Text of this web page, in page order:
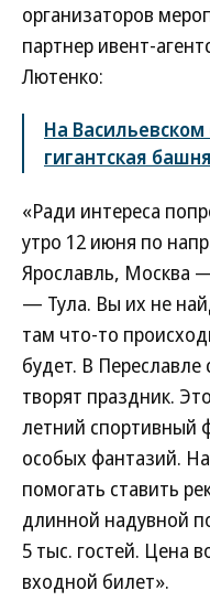
организаторов
партнер ивент-
Лютенко:
На Васильевском
гигантская башня
«Ради интереса
утро 12 июня по
Ярославль, Москва
— Тула. Вы их не
там что-то
будет. В
творят праздник.
летний спортивный
особых фантазий.
помогать ставить
длинной надувной
5 тыс. гостей. Цена
входной билет».